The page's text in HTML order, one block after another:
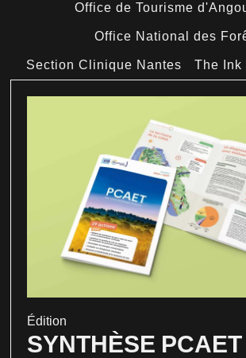
Office de Tourisme
Office National des
Section Clinique Nantes The Ink
Édition
SYNTHÈSE PCAET